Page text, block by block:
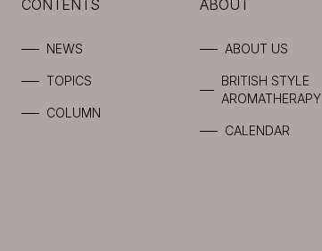
CONTENTS
NEWS
TOPICS
COLUMN
ABOUT
ABOUT US
BRITISH STYLE
AROMATHERAPY
CALENDAR